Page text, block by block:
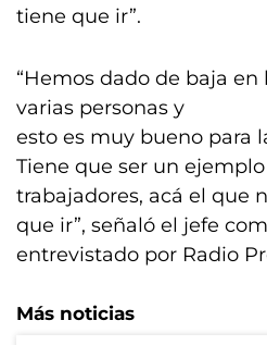
tiene que ir”.
“Hemos dado de baja en
varias personas y
esto es muy bueno para
Tiene que ser un
trabajadores, acá el que
que ir”, señaló el jefe
entrevistado por Radio
Más noticias